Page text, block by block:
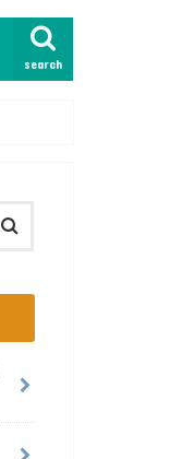
search